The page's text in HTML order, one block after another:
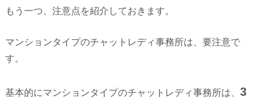
もう一つ、注意点を紹介しておきます。
マンションタイプのチャットレディ事務所は、要注意で
す。
基本的にマンションタイプのチャットレディ事務所は、 3